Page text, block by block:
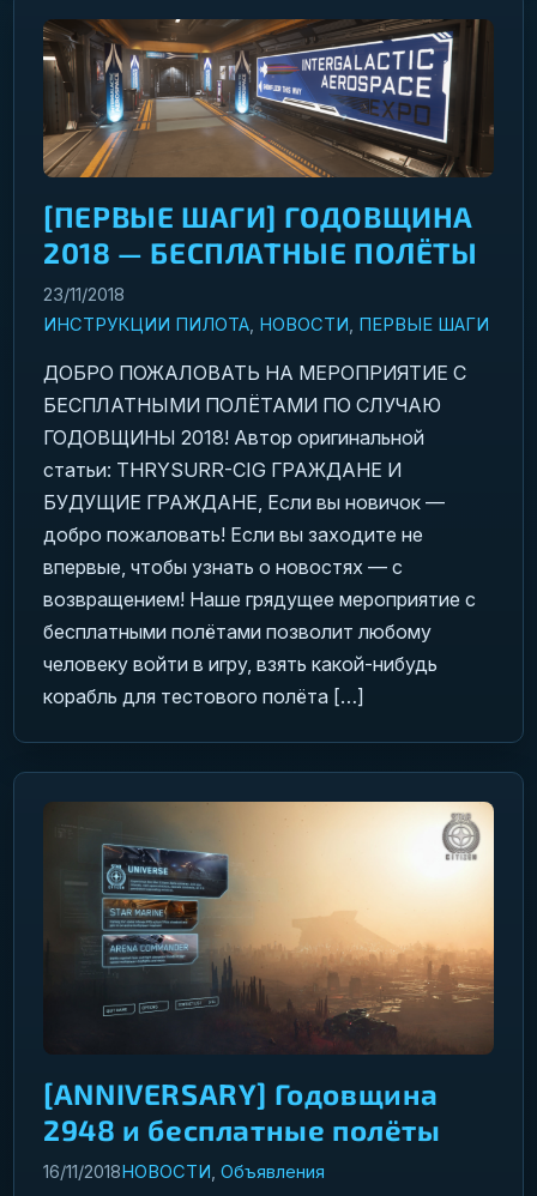
[ПЕРВЫЕ ШАГИ] ГОДОВЩИНА
2018 — БЕСПЛАТНЫЕ ПОЛЁТЫ
23/11/2018
ИНСТРУКЦИИ ПИЛОТА, НОВОСТИ, ПЕРВЫЕ ШАГИ
ДОБРО ПОЖАЛОВАТЬ НА МЕРОПРИЯТИЕ С
БЕСПЛАТНЫМИ ПОЛЁТАМИ ПО СЛУЧАЮ
ГОДОВЩИНЫ 2018! Автор оригинальной
статьи: THRYSURR-CIG ГРАЖДАНЕ И
БУДУЩИЕ ГРАЖДАНЕ, Если вы новичок —
добро пожаловать! Если вы заходите не
впервые, чтобы узнать о новостях — с
возвращением! Наше грядущее мероприятие с
бесплатными полётами позволит любому
человеку войти в игру, взять какой-нибудь
корабль для тестового полёта […]
[ANNIVERSARY] Годовщина
2948 и бесплатные полёты
16/11/2018НОВОСТИ,Объявления